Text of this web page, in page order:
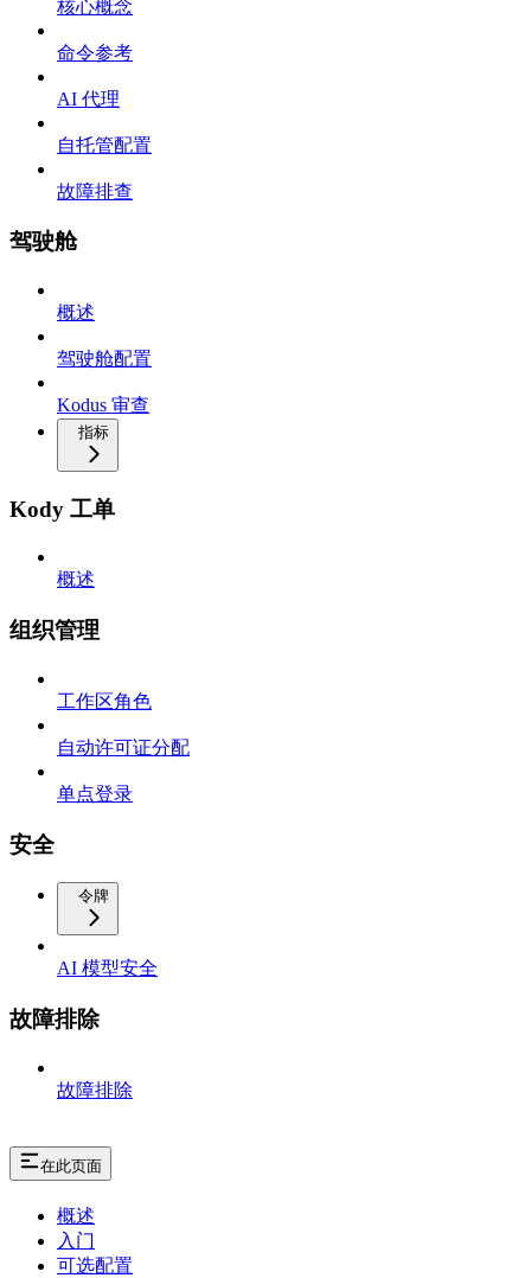
核心概念
命令参考
AI 代理
自托管配置
故障排查
驾驶舱
概述
驾驶舱配置
Kodus 审查
指标
Kody 工单
概述
组织管理
工作区角色
自动许可证分配
单点登录
安全
令牌
AI 模型安全
故障排除
故障排除
在此页面
概述
入门
可选配置